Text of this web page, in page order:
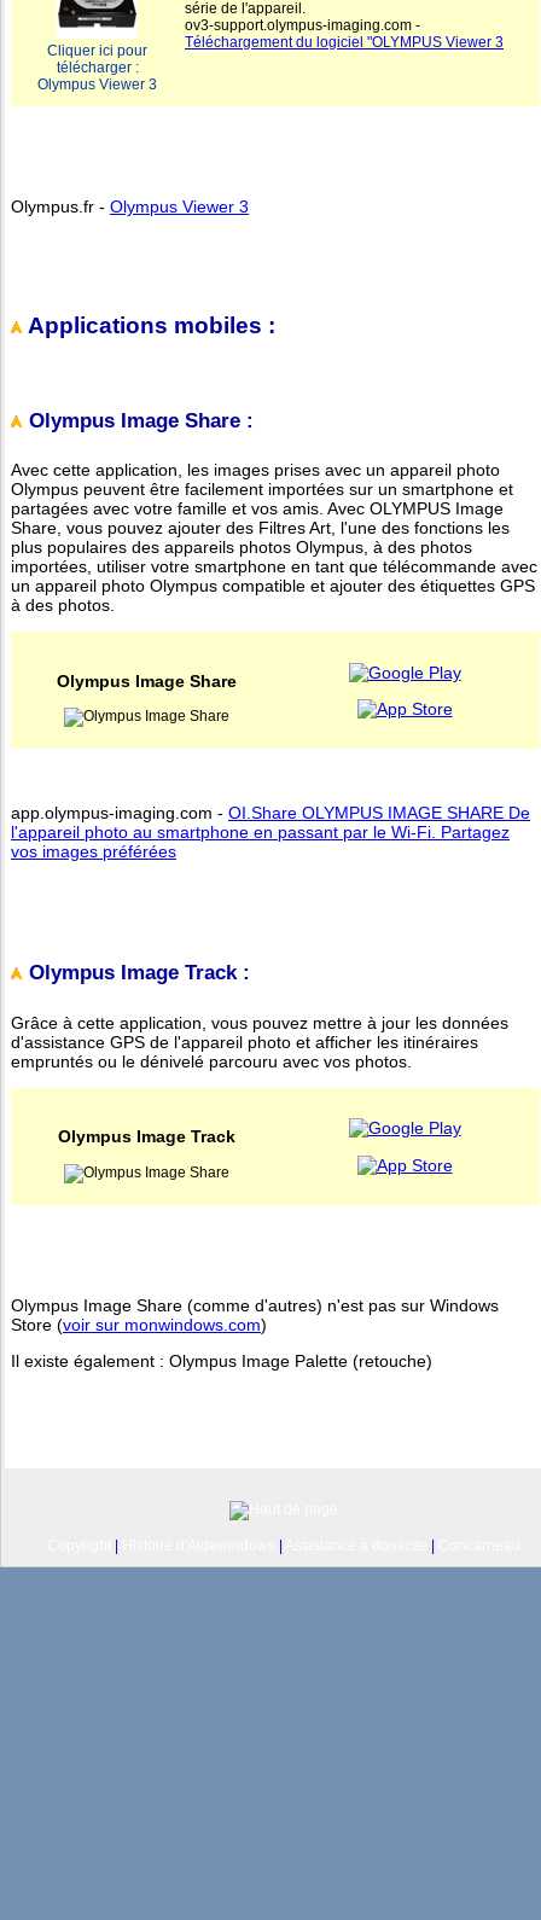
Cliquer ici pour
télécharger :
Olympus Viewer 3
série de l'appareil.
ov3-support.olympus-imaging.com -
Téléchargement du logiciel "OLYMPUS Viewer 3
Olympus.fr - Olympus Viewer 3
Applications mobiles :
Olympus Image Share :
Avec cette application, les images prises avec un appareil photo
Olympus peuvent être facilement importées sur un smartphone et
partagées avec votre famille et vos amis. Avec OLYMPUS Image
Share, vous pouvez ajouter des Filtres Art, l'une des fonctions les
plus populaires des appareils photos Olympus, à des photos
importées, utiliser votre smartphone en tant que télécommande avec
un appareil photo Olympus compatible et ajouter des étiquettes GPS
à des photos.
Olympus Image Share
app.olympus-imaging.com - OI.Share OLYMPUS IMAGE SHARE De
l'appareil photo au smartphone en passant par le Wi-Fi. Partagez
vos images préférées
Olympus Image Track :
Grâce à cette application, vous pouvez mettre à jour les données
d'assistance GPS de l'appareil photo et afficher les itinéraires
empruntés ou le dénivelé parcouru avec vos photos.
Olympus Image Track
Olympus Image Share (comme d'autres) n'est pas sur Windows
Store (voir sur monwindows.com)
Il existe également : Olympus Image Palette (retouche)
| | |